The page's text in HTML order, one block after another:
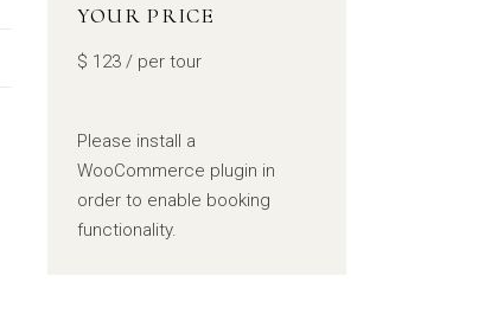
YOUR PRICE
$ 123 / per tour
Please install a
WooCommerce plugin in
order to enable booking
functionality.